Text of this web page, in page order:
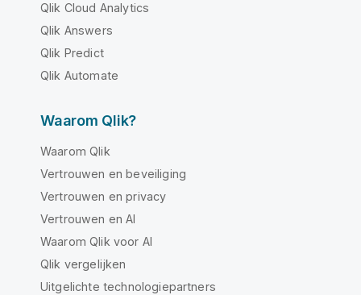
Qlik Cloud Analytics
Qlik Answers
Qlik Predict
Qlik Automate
Waarom Qlik?
Waarom Qlik
Vertrouwen en beveiliging
Vertrouwen en privacy
Vertrouwen en AI
Waarom Qlik voor AI
Qlik vergelijken
Uitgelichte technologiepartners